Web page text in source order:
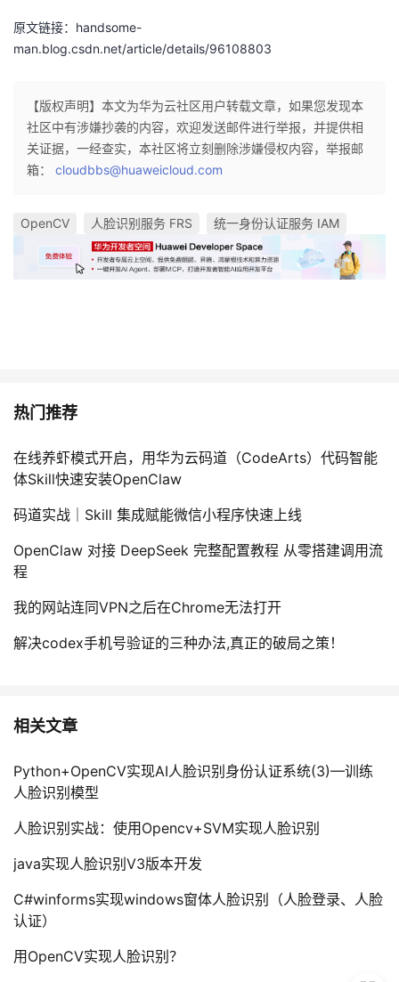
我
课
程
的
认
我
的
我
的
术
支
我
云
声
原文链接：handsome-
man.blog.csdn.net/article/details/96108803
【版权声明】本文为华为云社区用户转载文章，如果您发现本
社区中有涉嫌抄袭的内容，欢迎发送邮件进行举报，并提供相
关证据，一经查实，本社区将立刻删除涉嫌侵权内容，举报邮
箱： cloudbbs@huaweicloud.com
OpenCV 人脸识别服务 FRS 统一身份认证服务 IAM
热门推荐
在线养虾模式开启，用华为云码道（CodeArts）代码智能
体Skill快速安装OpenClaw
码道实战｜Skill 集成赋能微信小程序快速上线
OpenClaw 对接 DeepSeek 完整配置教程 从零搭建调用流
程
我的网站连同VPN之后在Chrome无法打开
解决codex手机号验证的三种办法,真正的破局之策！
相关文章
Python+OpenCV实现AI人脸识别身份认证系统(3)—训练
人脸识别模型
人脸识别实战：使用Opencv+SVM实现人脸识别
java实现人脸识别V3版本开发
C#winforms实现windows窗体人脸识别（人脸登录、人脸
认证）
用OpenCV实现人脸识别？